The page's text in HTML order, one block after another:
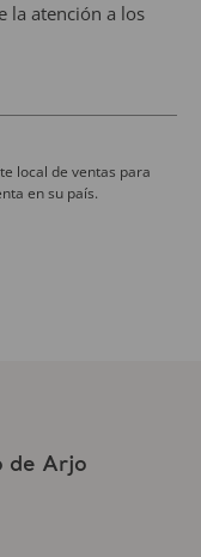
de Arjo
la atención a los
de
de seguridad,
la norma
barandillas de
local de ventas para
en su país.